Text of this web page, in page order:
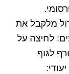
מלקבל את
לחיצה על
לגוף